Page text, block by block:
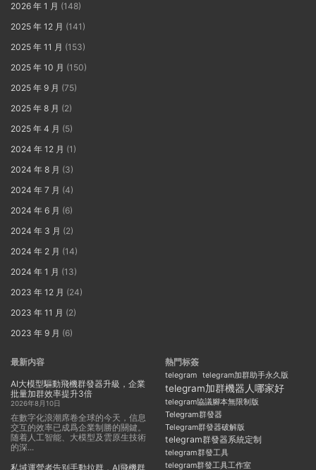
2026 年 1 月 (148)
2025 年 12 月 (141)
2025 年 11 月 (153)
2025 年 10 月 (150)
2025 年 9 月 (75)
2025 年 8 月 (2)
2025 年 4 月 (5)
2024 年 12 月 (1)
2024 年 8 月 (3)
2024 年 7 月 (4)
2024 年 6 月 (6)
2024 年 3 月 (2)
2024 年 2 月 (14)
2024 年 1 月 (13)
2023 年 12 月 (24)
2023 年 11 月 (2)
2023 年 9 月 (6)
最新内容
AI大模型驅動飛機群發器升級，企業
批量加群效率提升3倍
2026年8月10日
在數字化浪潮席卷全球的今天，信息
交互的效率已成爲企業制勝的關鍵。
随着人工智能、大模型及雲原生技術
的深...
私域運營者告别手動拉群，AI飛機群
熱門标簽
telegram telegram加群助手永久版
telegram加群機器人哪家好
telegram協議腳本無限制版
Telegram群發器
Telegram群發器破解版
telegram群發器系統定制
telegram群發工具
telegram群發工具工作室